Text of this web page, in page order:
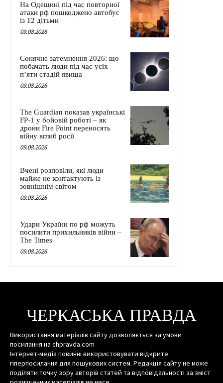
На Одещині під час повторної
атаки рф пошкоджено автобус
із 12 дітьми
09.08.2026
Сонячне затемнення 2026: що
побачать люди під час усіх
п’яти стадій явища
09.08.2026
The Guardian показав українські
FP-1 у бойовій роботі – як
дрони Fire Point переносять
війну вглиб росії
09.08.2026
Вчені розповіли, які люди
майже не контактують із
зовнішнім світом
09.08.2026
Удари України по рф можуть
посилити прихильників війни –
The Times
09.08.2026
ЧЕРКАСЬКА ПРАВДА
Використання матеріалів сайту дозволяється за умови
посилання на chpravda.com
Інтернет-медіа повинні використовувати відкрите
гіперпосилання для пошукових систем. Редакція сайту не може
поділяти точку зору авторів статей та відповідальності за зміст